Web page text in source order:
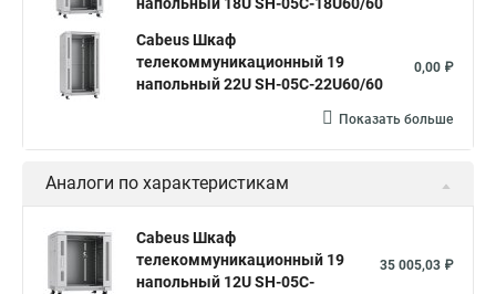
Cabeus Шкаф
телекоммуникационный 19
напольный 22U SH-05C-22U60/60
0,00 ₽
Показать больше
Аналоги по характеристикам
Cabeus Шкаф
телекоммуникационный 19
напольный 12U SH-05C-
35 005,03 ₽